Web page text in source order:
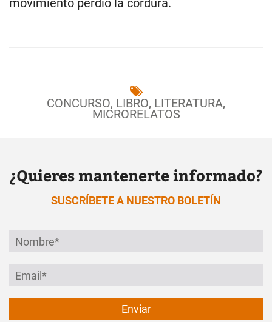
movimiento perdió la cordura.
CONCURSO, LIBRO, LITERATURA,
MICRORELATOS
¿Quieres mantenerte informado?
SUSCRÍBETE A NUESTRO BOLETÍN